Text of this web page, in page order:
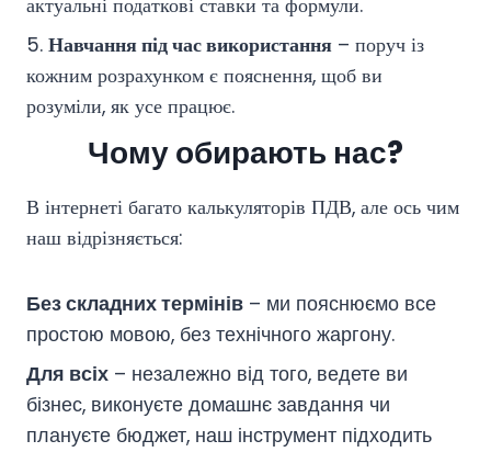
актуальні податкові ставки та формули.
5. Навчання під час використання – поруч із
кожним розрахунком є пояснення, щоб ви
розуміли, як усе працює.
Чому обирають нас?
В інтернеті багато калькуляторів ПДВ, але ось чим
наш відрізняється:
Без складних термінів – ми пояснюємо все
простою мовою, без технічного жаргону.
Для всіх – незалежно від того, ведете ви
бізнес, виконуєте домашнє завдання чи
плануєте бюджет, наш інструмент підходить